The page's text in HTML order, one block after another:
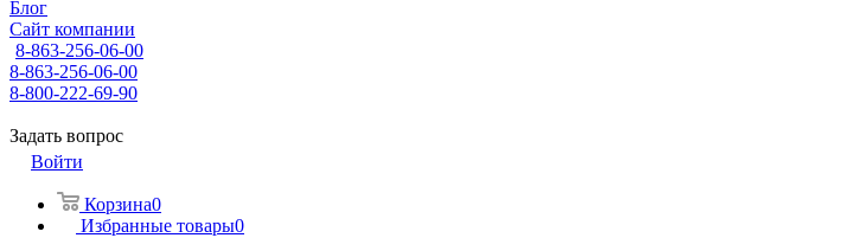
Блог
Сайт компании
8-863-256-06-00
8-863-256-06-00
8-800-222-69-90
Задать вопрос
Войти
Корзина0
Избранные товары0